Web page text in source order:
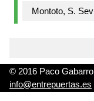
© 2016 Paco Gabarro
info@entrepuertas.es